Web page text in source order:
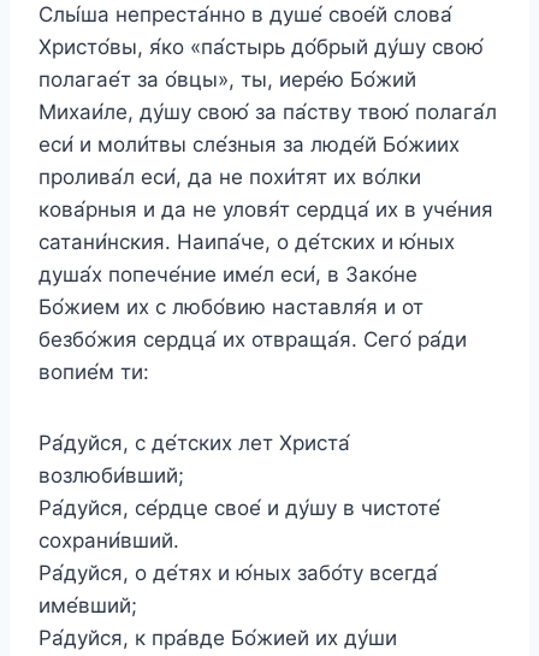
Слы́ша непреста́нно в душе́ свое́й слова́
Христо́вы, я́ко «па́стырь до́брый ду́шу свою́
полагае́т за о́вцы», ты, иере́ю Бо́жий
Михаи́ле, ду́шу свою́ за па́ству твою́ полага́л
еси́ и моли́твы сле́зныя за люде́й Бо́жиих
пролива́л еси́, да не похи́тят их во́лки
кова́рныя и да не уловя́т сердца́ их в уче́ния
сатани́нския. Наипа́че, о де́тских и ю́ных
душа́х попече́ние име́л еси́, в Зако́не
Бо́жием их с любо́вию наставля́я и от
безбо́жия сердца́ их отвраща́я. Сего́ ра́ди
вопие́м ти:
Ра́дуйся, с де́тских лет Христа́
возлюби́вший;
Ра́дуйся, се́рдце свое́ и ду́шу в чистоте́
сохрани́вший.
Ра́дуйся, о де́тях и ю́ных забо́ту всегда́
име́вший;
Ра́дуйся, к пра́вде Бо́жией их ду́ши